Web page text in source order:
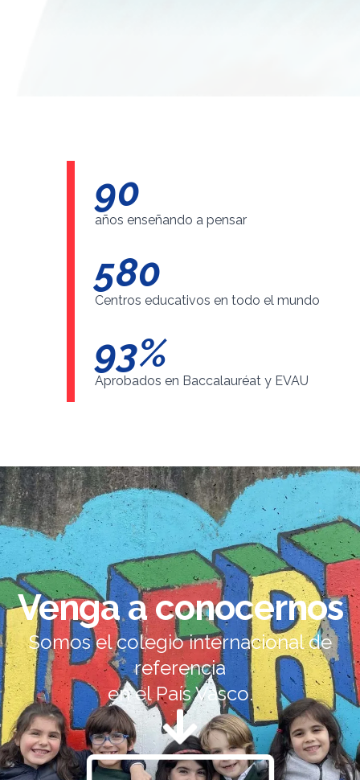
años enseñando a pensar
90
Centros educativos en todo el mundo
580
Aprobados en Baccalauréat y EVAU
99%
Venga a conocernos
Somos el colegio internacional de
referencia
en el País Vasco.